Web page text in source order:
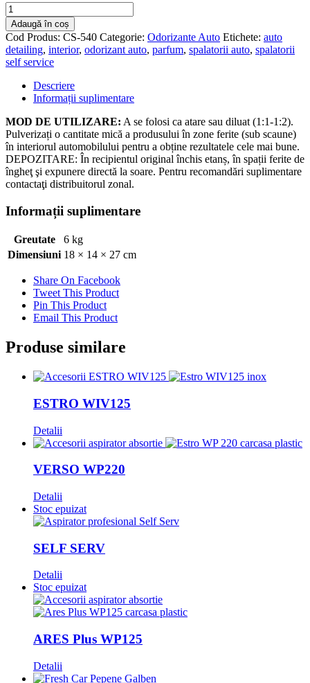
Cantitate
Fresh
CAR
-
Bubble
Gum
Adaugă în coș
Cod Produs: CS-540 Categorie: Odorizante Auto Etichete: auto
detailing, interior, odorizant auto, parfum, spalatorii auto, spalatorii
self service
Descriere
Informații suplimentare
MOD DE UTILIZARE: A se folosi ca atare sau diluat (1:1-1:2).
Pulverizați o cantitate mică a produsului în zone ferite (sub scaune)
în interiorul automobilului pentru a obține rezultatele cele mai bune.
DEPOZITARE: În recipientul original închis etanș, în spații ferite de
îngheţ şi expunere directă la soare. Pentru recomandări suplimentare
contactaţi distribuitorul zonal.
Informații suplimentare
Greutate
6 kg
Dimensiuni 18 × 14 × 27 cm
Share On Facebook
Tweet This Product
Pin This Product
Email This Product
Produse similare
ESTRO WIV125
Detalii
VERSO WP220
Detalii
Stoc epuizat
SELF SERV
Detalii
Stoc epuizat
ARES Plus WP125
Detalii